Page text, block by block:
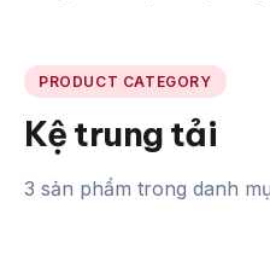
PRODUCT CATEGORY
Kệ trung tải
3 sản phẩm trong danh